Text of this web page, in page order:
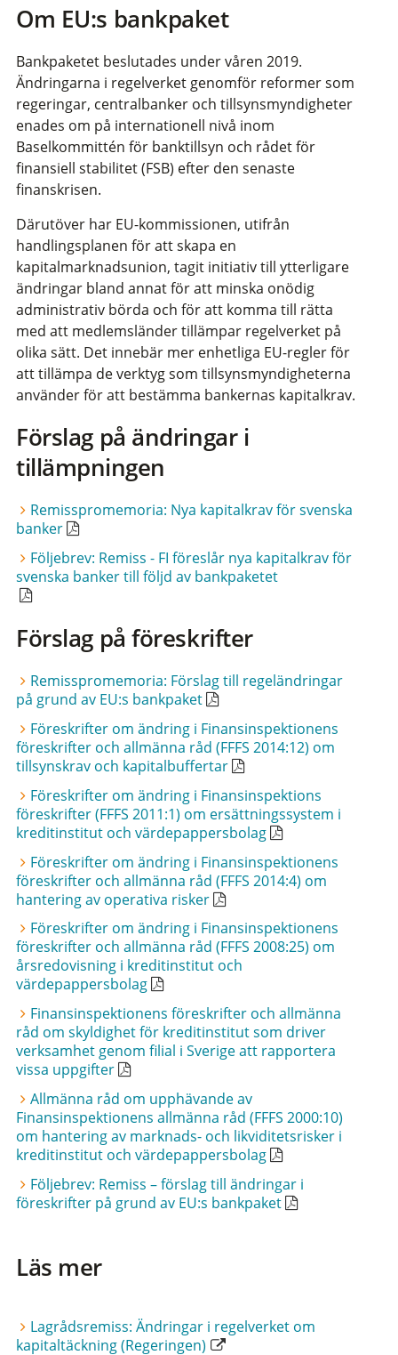
Om EU:s bankpaket
Bankpaketet beslutades under våren 2019.
Ändringarna i regelverket genomför reformer som
regeringar, centralbanker och tillsynsmyndigheter
enades om på internationell nivå inom
Baselkommittén för banktillsyn och rådet för
finansiell stabilitet (FSB) efter den senaste
finanskrisen.
Därutöver har EU-kommissionen, utifrån
handlingsplanen för att skapa en
kapitalmarknadsunion, tagit initiativ till ytterligare
ändringar bland annat för att minska onödig
administrativ börda och för att komma till rätta
med att medlemsländer tillämpar regelverket på
olika sätt. Det innebär mer enhetliga EU-regler för
att tillämpa de verktyg som tillsynsmyndigheterna
använder för att bestämma bankernas kapitalkrav.
Förslag på ändringar i
tillämpningen
Remisspromemoria: Nya kapitalkrav för svenska
banker
Följebrev: Remiss - FI föreslår nya kapitalkrav för
svenska banker till följd av bankpaketet
Förslag på föreskrifter
Remisspromemoria: Förslag till regeländringar
på grund av EU:s bankpaket
Föreskrifter om ändring i Finansinspektionens
föreskrifter och allmänna råd (FFFS 2014:12) om
tillsynskrav och kapitalbuffertar
Föreskrifter om ändring i Finansinspektions
föreskrifter (FFFS 2011:1) om ersättningssystem i
kreditinstitut och värdepappersbolag
Föreskrifter om ändring i Finansinspektionens
föreskrifter och allmänna råd (FFFS 2014:4) om
hantering av operativa risker
Föreskrifter om ändring i Finansinspektionens
föreskrifter och allmänna råd (FFFS 2008:25) om
årsredovisning i kreditinstitut och
värdepappersbolag
Finansinspektionens föreskrifter och allmänna
råd om skyldighet för kreditinstitut som driver
verksamhet genom filial i Sverige att rapportera
vissa uppgifter
Allmänna råd om upphävande av
Finansinspektionens allmänna råd (FFFS 2000:10)
om hantering av marknads- och likviditetsrisker i
kreditinstitut och värdepappersbolag
Följebrev: Remiss – förslag till ändringar i
föreskrifter på grund av EU:s bankpaket
Läs mer
Lagrådsremiss: Ändringar i regelverket om
kapitaltäckning (Regeringen)